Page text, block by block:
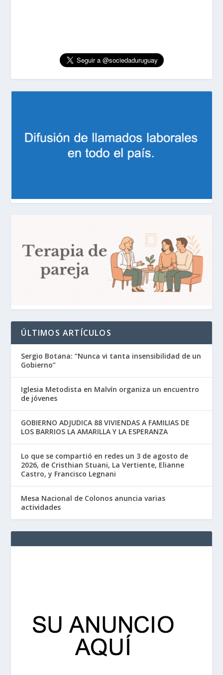
ÚLTIMOS ARTÍCULOS
Sergio Botana: “Nunca vi tanta insensibilidad de un
Gobierno”
Iglesia Metodista en Malvín organiza un encuentro
de jóvenes
GOBIERNO ADJUDICA 88 VIVIENDAS A FAMILIAS DE
LOS BARRIOS LA AMARILLA Y LA ESPERANZA
Lo que se compartió en redes un 3 de agosto de
2026, de Cristhian Stuani, La Vertiente, Elianne
Castro, y Francisco Legnani
Mesa Nacional de Colonos anuncia varias
actividades